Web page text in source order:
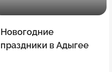
Новогодние
праздники в Адыгее